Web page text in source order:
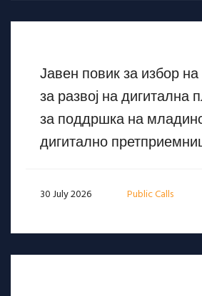
Јавен повик за избор
за развој на дигитална
за поддршка на
дигитално
30 July 2026 Public Calls